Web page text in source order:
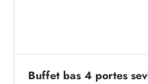
Buffet bas 4 portes